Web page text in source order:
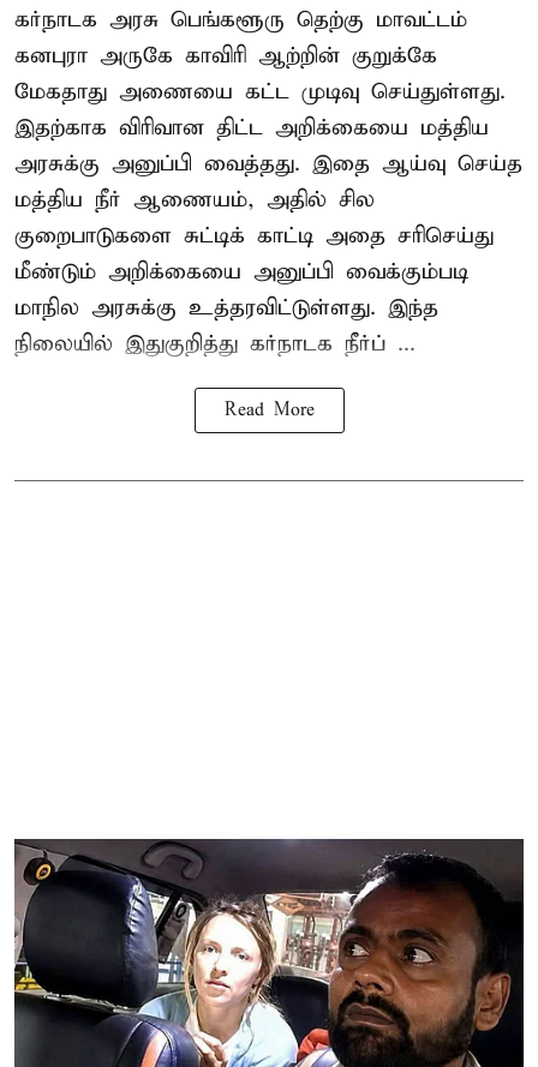
கர்நாடக அரசு பெங்களூரு தெற்கு மாவட்டம்
கனபுரா அருகே காவிரி ஆற்றின் குறுக்கே
மேகதாது அணையை கட்ட முடிவு செய்துள்ளது.
இதற்காக விரிவான திட்ட அறிக்கையை மத்திய
அரசுக்கு அனுப்பி வைத்தது. இதை ஆய்வு செய்த
மத்திய நீர் ஆணையம், அதில் சில
குறைபாடுகளை சுட்டிக் காட்டி அதை சரிசெய்து
மீண்டும் அறிக்கையை அனுப்பி வைக்கும்படி
மாநில அரசுக்கு உத்தரவிட்டுள்ளது. இந்த
நிலையில் இதுகுறித்து கர்நாடக நீர்ப் ...
Read More